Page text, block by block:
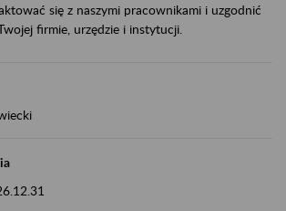
się z naszymi pracownikami i uzgodnić
firmie, urzędzie i instytucji.